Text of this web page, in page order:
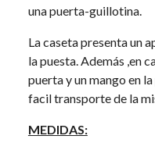
una puerta-guillotina.
La caseta presenta un
la puesta. Además ,en
puerta y un mango en
facil transporte de la
MEDIDAS: